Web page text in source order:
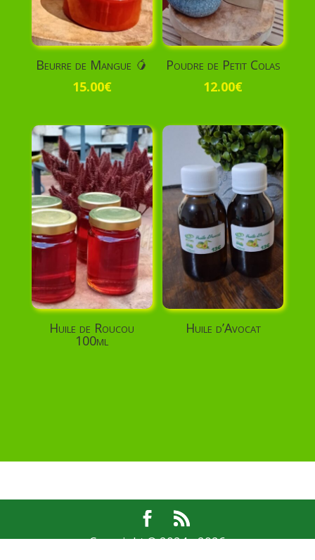
Beurre de Mangue 🥭
15.00€
Poudre de Petit Colas
12.00€
Huile de Roucou
100ml
Huile d’Avocat
Copyright © 2024 - 2026